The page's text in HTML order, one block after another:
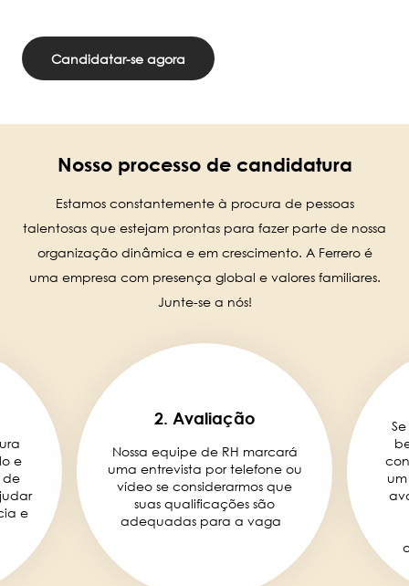
Candidatar-se agora
Nosso processo de candidatura
Estamos constantemente à procura de pessoas
talentosas que estejam prontas para fazer parte de nossa
organização dinâmica e em crescimento. A Ferrero é
uma empresa com presença global e valores familiares.
Junte-se a nós!
e
de
e
2. Avaliação
Nossa equipe de RH marcará
uma entrevista por telefone ou
vídeo se considerarmos que
suas qualificações são
adequadas para a vaga